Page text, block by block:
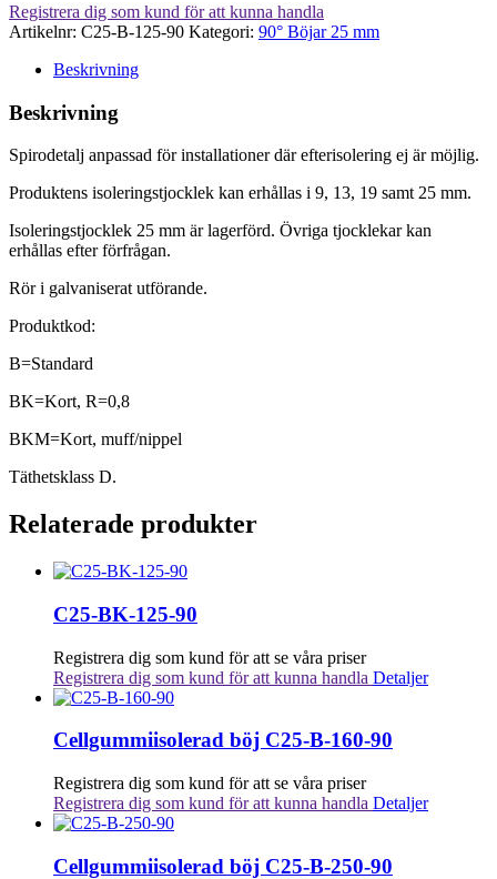
Registrera dig som kund för att kunna handla
Artikelnr: C25-B-125-90 Kategori: 90° Böjar 25 mm
Beskrivning
Beskrivning
Spirodetalj anpassad för installationer där efterisolering ej är möjlig.
Produktens isoleringstjocklek kan erhållas i 9, 13, 19 samt 25 mm.
Isoleringstjocklek 25 mm är lagerförd. Övriga tjocklekar kan
erhållas efter förfrågan.
Rör i galvaniserat utförande.
Produktkod:
B=Standard
BK=Kort, R=0,8
BKM=Kort, muff/nippel
Täthetsklass D.
Relaterade produkter
C25-BK-125-90
Registrera dig som kund för att se våra priser
Registrera dig som kund för att kunna handla Detaljer
Cellgummiisolerad böj C25-B-160-90
Registrera dig som kund för att se våra priser
Registrera dig som kund för att kunna handla Detaljer
Cellgummiisolerad böj C25-B-250-90